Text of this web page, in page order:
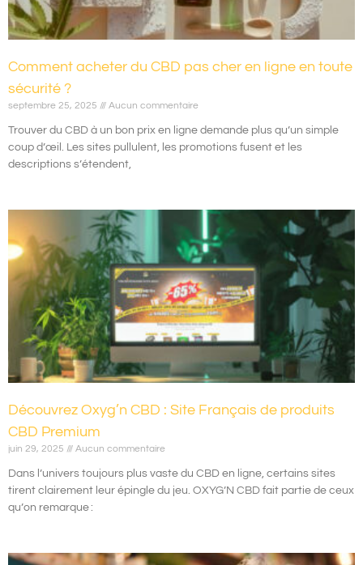
Comment acheter du CBD pas cher en ligne en toute
sécurité ?
septembre 25, 2025 Aucun commentaire
Trouver du CBD à un bon prix en ligne demande plus qu’un simple
coup d’œil. Les sites pullulent, les promotions fusent et les
descriptions s’étendent,
Découvrez Oxyg’n CBD : Site Français de produits
CBD Premium
juin 29, 2025 Aucun commentaire
Dans l’univers toujours plus vaste du CBD en ligne, certains sites
tirent clairement leur épingle du jeu. OXYG’N CBD fait partie de ceux
qu’on remarque :